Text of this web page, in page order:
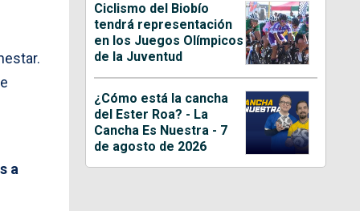
a
Ciclismo del Biobío
tendrá representación
en los Juegos Olímpicos
de la Juventud
¿Cómo está la cancha
del Ester Roa? - La
Cancha Es Nuestra - 7
de agosto de 2026